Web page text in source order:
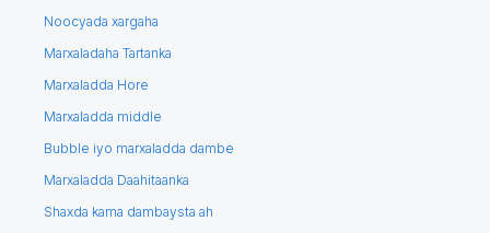
Noocyada xargaha
Marxaladaha Tartanka
Marxaladda Hore
Marxaladda middle
Bubble iyo marxaladda dambe
Marxaladda Daahitaanka
Shaxda kama dambaysta ah